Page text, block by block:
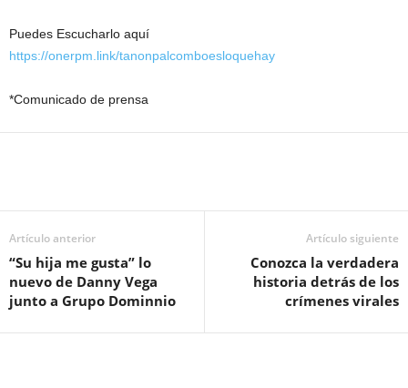
Puedes Escucharlo aquí
https://onerpm.link/tanonpalcomboesloquehay
*Comunicado de prensa
Artículo anterior
“Su hija me gusta” lo
nuevo de Danny Vega
junto a Grupo Dominnio
Artículo siguiente
Conozca la verdadera
historia detrás de los
crímenes virales